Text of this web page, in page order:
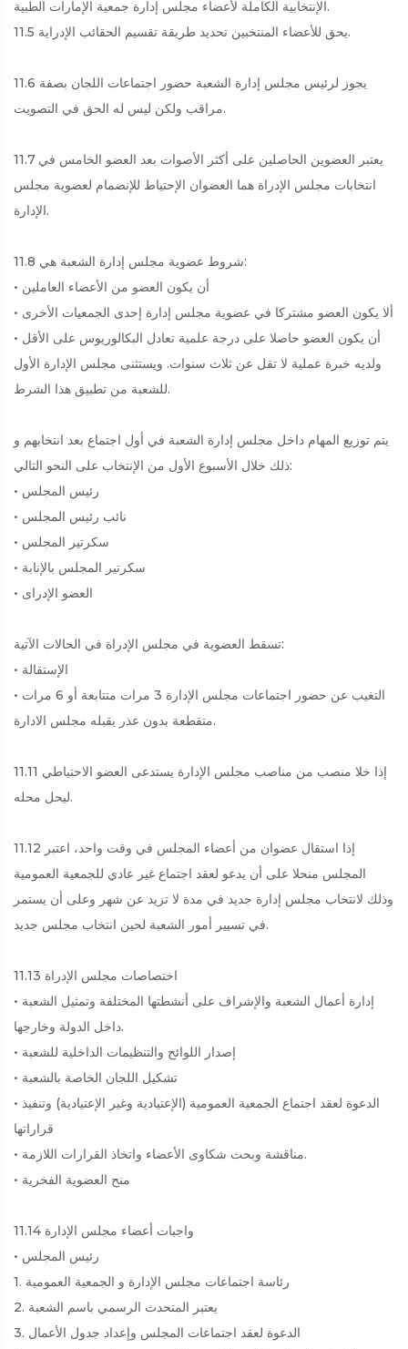
الإنتخابية الكاملة لأعضاء مجلس إدارة جمعية الإمارات الطبية.
11.5 يحق للأعضاء المنتخبين تحديد طريقة تقسيم الحقائب الإدراية.
11.6 يجوز لرئيس مجلس إدارة الشعبة حضور اجتماعات اللجان بصفة
مراقب ولكن ليس له الحق في التصويت.
11.7 يعتبر العضوين الحاصلين على أكثر الأصوات بعد العضو الخامس في
انتخابات مجلس الإدراة هما العضوان الإحتياط للإنضمام لعضوية مجلس
الإدارة.
11.8 شروط عضوية مجلس إدارة الشعبة هي:
• أن يكون العضو من الأعضاء العاملين
• ألا يكون العضو مشتركا في عضوية مجلس إدارة إحدى الجمعيات الأخرى
• أن يكون العضو حاصلا على درجة علمية تعادل البكالوريوس على الأقل
ولديه خبرة عملية لا تقل عن ثلاث سنوات. ويستثنى مجلس الإدارة الأول
للشعبة من تطبيق هذا الشرط.
يتم توزيع المهام داخل مجلس إدارة الشعبة في أول اجتماع بعد انتخابهم و
ذلك خلال الأسبوع الأول من الإنتخاب على النحو التالي:
• رئيس المجلس
• نائب رئيس المجلس
• سكرتير المجلس
• سكرتير المجلس بالإنابة
• العضو الإدراى
تسقط العضوية في مجلس الإدراة في الحالات الآتية:
• الإستقالة
• التغيب عن حضور اجتماعات مجلس الإدارة 3 مرات متتابعة أو 6 مرات
متقطعة بدون عذر يقبله مجلس الادارة.
11.11 إذا خلا منصب من مناصب مجلس الإدارة يستدعى العضو الاحتياطي
ليحل محله.
11.12 إذا استقال عضوان من أعضاء المجلس في وقت واحد، اعتبر
المجلس منحلا على أن يدعو لعقد اجتماع غير عادي للجمعية العمومية
وذلك لانتخاب مجلس إدارة جديد في مدة لا تزيد عن شهر وعلى أن يستمر
في تسيير أمور الشعبة لحين انتخاب مجلس جديد.
11.13 اختصاصات مجلس الإدراة
• إدارة أعمال الشعبة والإشراف على أنشطتها المختلفة وتمثيل الشعبة
داخل الدولة وخارجها.
• إصدار اللوائح والتنظيمات الداخلية للشعبة
• تشكيل اللجان الخاصة بالشعبة
• الدعوة لعقد اجتماع الجمعية العمومية (الإعتيادية وغير الإعتيادية) وتنفيذ
قراراتها
• مناقشة وبحث شكاوى الأعضاء واتخاذ القرارات اللازمة.
• منح العضوية الفخرية
11.14 واجبات أعضاء مجلس الإدارة
• رئيس المجلس
1. رئاسة اجتماعات مجلس الإدارة و الجمعية العمومية
2. يعتبر المتحدث الرسمي باسم الشعبة
3. الدعوة لعقد اجتماعات المجلس وإعداد جدول الأعمال